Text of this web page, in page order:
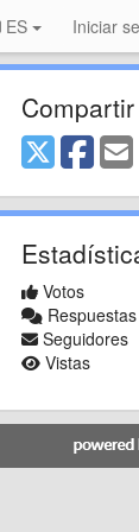
ES Iniciar
Compartir
Votos
Respuestas
Seguidores
Vistas